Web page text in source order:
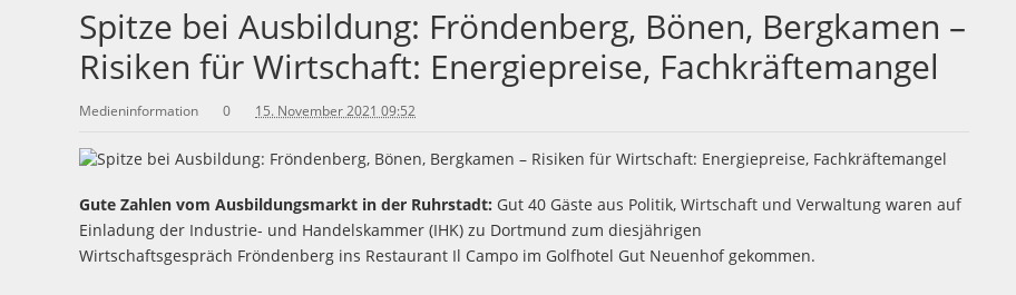
Spitze bei Ausbildung: Fröndenberg, Bönen, Bergkamen –
Risiken für Wirtschaft: Energiepreise, Fachkräftemangel
Medieninformation 0 15. November 2021 09:52
Gute Zahlen vom Ausbildungsmarkt in der Ruhrstadt: Gut 40 Gäste aus Politik, Wirtschaft und Verwaltung waren auf
Einladung der Industrie- und Handelskammer (IHK) zu Dortmund zum diesjährigen
Wirtschaftsgespräch Fröndenberg ins Restaurant Il Campo im Golfhotel Gut Neuenhof gekommen.